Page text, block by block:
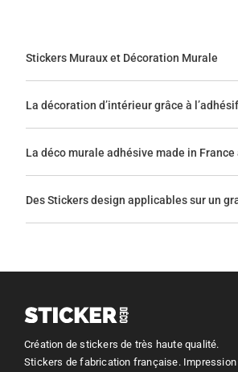
Stickers Muraux et Décoration Murale
La décoration d’intérieur grâce à
La déco murale adhésive made in
Des Stickers design applicables sur un
Création de stickers de très haute qualité.
Stickers de fabrication française. Impression